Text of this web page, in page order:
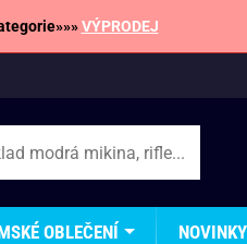
VÝPRODEJ
OBLEČENÍ NOVINKY